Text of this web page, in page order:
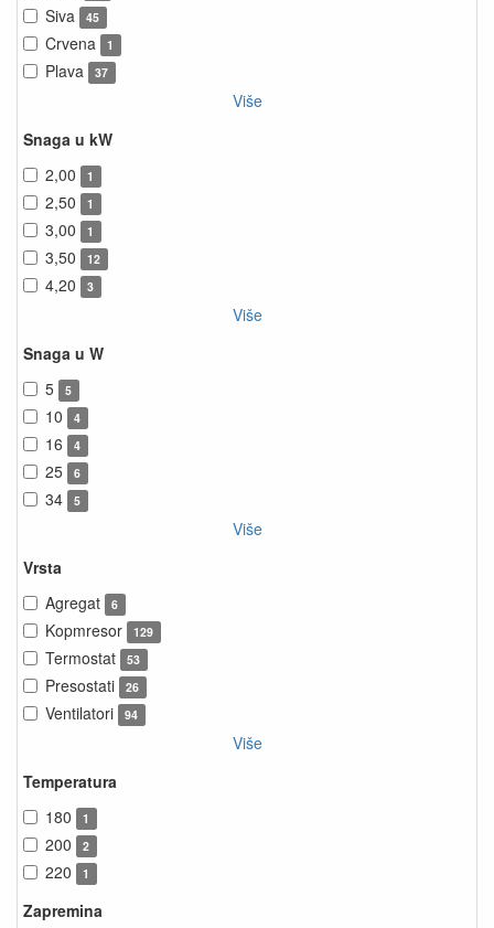
Siva 45
Crvena 1
Plava 37
Više
Snaga u kW
2,00
1
2,50 1
3,00 1
3,50 12
4,20 3
Više
Snaga u W
5
5
10 4
16 4
25 6
34 5
Više
Vrsta
Agregat
6
Kopmresor 129
Termostat 53
Presostati 26
Ventilatori 94
Više
Temperatura
180
1
200 2
220 1
Zapremina